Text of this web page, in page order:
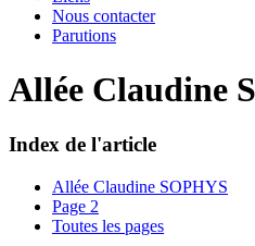
Nous contacter
Parutions
Allée Claudine
Index de l'article
Allée Claudine SOPHYS
Page 2
Toutes les pages